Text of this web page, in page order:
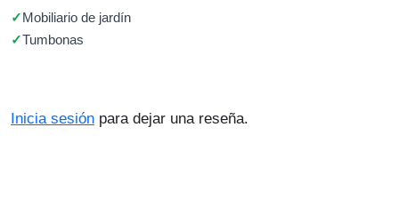
Mobiliario de jardín
Tumbonas
Inicia sesión para dejar una reseña.